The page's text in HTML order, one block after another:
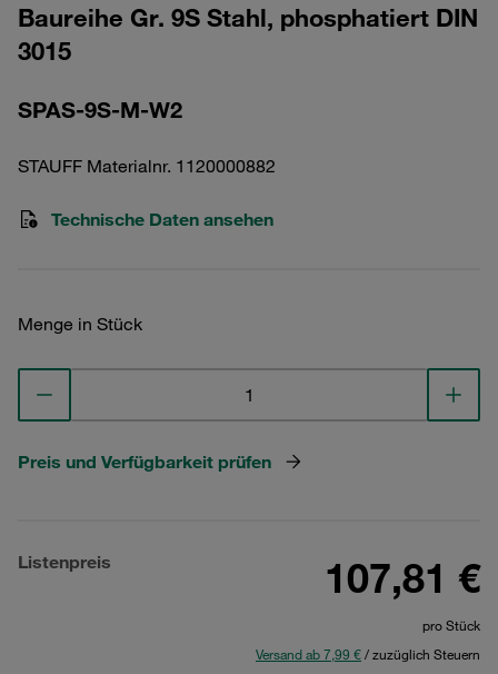
Baureihe Gr. 9S Stahl, phosphatiert DIN
3015
SPAS-9S-M-W2
STAUFF Materialnr. 1120000882
Technische Daten ansehen
Menge in Stück
Preis und Verfügbarkeit prüfen
Listenpreis 107,81 €
pro Stück
Versand ab 7,99 €/ zuzüglich Steuern